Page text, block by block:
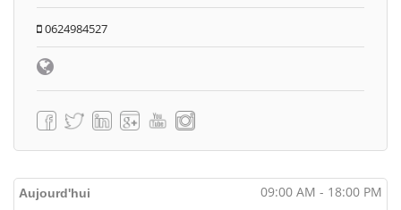
0624984527
Aujourd'hui 09:00 AM - 18:00 PM